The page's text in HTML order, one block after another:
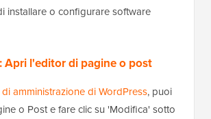
installare o configurare software
Apri l'editor di pagine o post
amministrazione di WordPress, puoi
o Post e fare clic su 'Modifica' sotto